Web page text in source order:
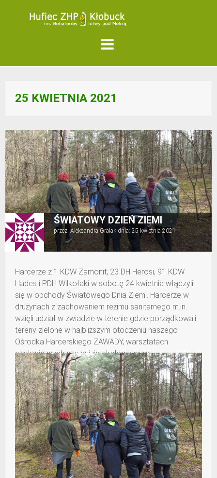
25 KWIETNIA 2021
ŚWIATOWY DZIEŃ ZIEMI
przez:Aleksandra Gralak dnia:25 kwietnia 2021
Harcerze z 1 KDW Zamonit, 23 DH Herosi, 91 KDW
Hades i PDH Wilkołaki w sobotę 24 kwietnia włączyli
się w obchody Światowego Dnia Ziemi. Harcerze w
drużynach z zachowaniem reżimu sanitarnego m.in.
wzięli udział w zwiadzie w terenie gdzie porządkowali
tereny zielone w najbliższym otoczeniu naszego
Ośrodka Harcerskiego ZAWADY, warsztatach
ekologicznych czy quizie ekologicznym.